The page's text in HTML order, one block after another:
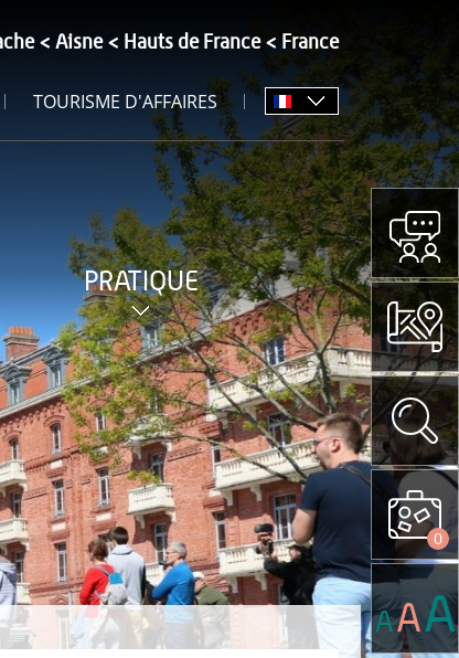
Aisne Hauts de France France
TOURISME D'AFFAIRES
PRATIQUE
0
AAA